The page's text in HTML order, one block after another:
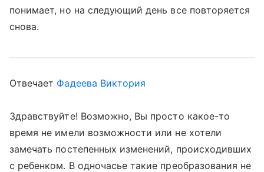
понимает, но на следующий день все повторяется
снова.
Отвечает Фадеева Виктория
Здравствуйте! Возможно, Вы просто какое-то
время не имели возможности или не хотели
замечать постепенных изменений, происходивших
с ребенком. В одночасье такие преобразования не